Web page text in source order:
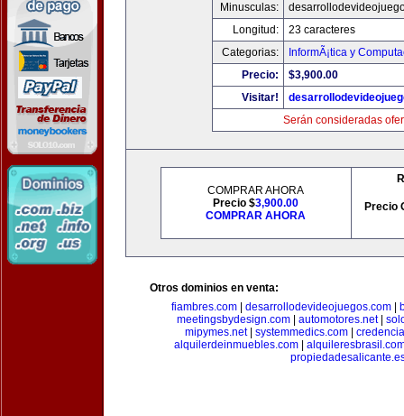
Minusculas:
Longitud:
23 caracteres
Categorias:
InformÃ¡tica y
Precio:
$3,900.00
Visitar!
Serán consideradas
COMPRAR AHORA
Precio $3,900.00
COMPRAR AHORA
Precio
Otros dominios en venta:
fiambres.com| desarrollodevideojuegos.com|
meetingsbydesign.com| automotores.net|
mipymes.net| systemmedics.com
alquilerdeinmuebles.com|